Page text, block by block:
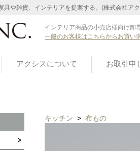
具や雑貨、インテリアを提案する。(株式会社ア
インテリア商品の小売店様向け卸
一般のお客様はこちらからお買い
アクシスについて お取引申
キッチン > 布もの